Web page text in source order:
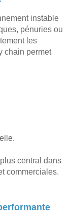
instable
pénuries ou
les
chain permet
central dans
commerciales.